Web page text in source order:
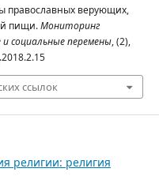
православных верующих,
пищи.Мониторинг
социальные перемены, (2),
ссылок
религии: религия